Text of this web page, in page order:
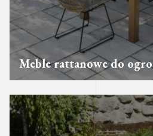
Meble rattanowe do